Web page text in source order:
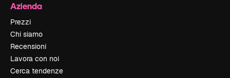
Azienda
Prezzi
Chi siamo
Recensioni
Lavora con noi
Cerca tendenze